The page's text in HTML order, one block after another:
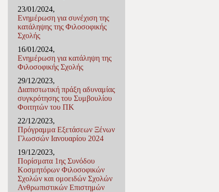
23/01/2024,
Ενημέρωση για συνέχιση της
κατάληψης της Φιλοσοφικής
Σχολής
16/01/2024,
Ενημέρωση για κατάληψη της
Φιλοσοφικής Σχολής
29/12/2023,
Διαπιστωτική πράξη αδυναμίας
συγκρότησης του Συμβουλίου
Φοιτητών του ΠΚ
22/12/2023,
Πρόγραμμα Εξετάσεων Ξένων
Γλωσσών Ιανουαρίου 2024
19/12/2023,
Πορίσματα 1ης Συνόδου
Κοσμητόρων Φιλοσοφικών
Σχολών και ομοειδών Σχολών
Ανθρωπιστικών Επιστημών